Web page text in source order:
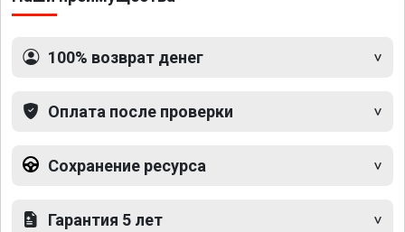
100% возврат денег
Оплата после проверки
Сохранение ресурса
Гарантия 5 лет